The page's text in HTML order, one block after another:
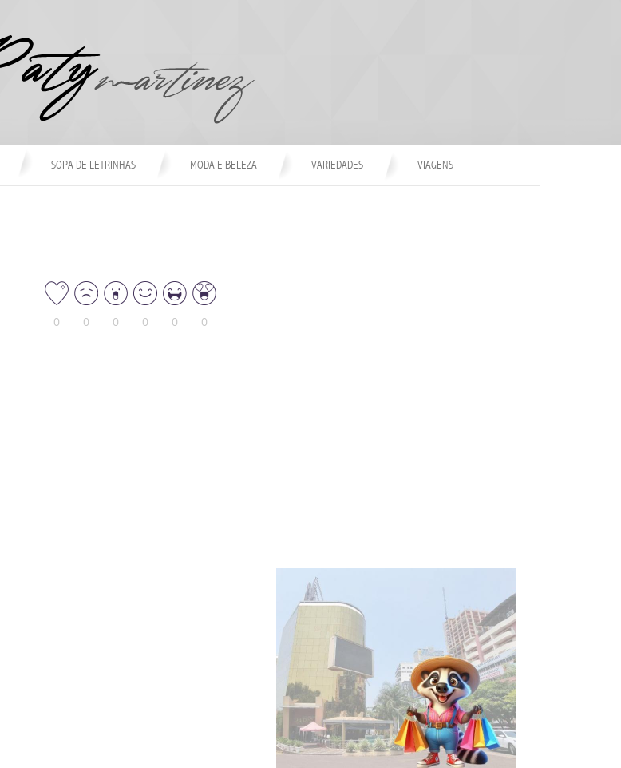
SOPA DE LETRINHAS MODA E BELEZA VARIEDADES VIAGENS
0 0 0 0 0 0